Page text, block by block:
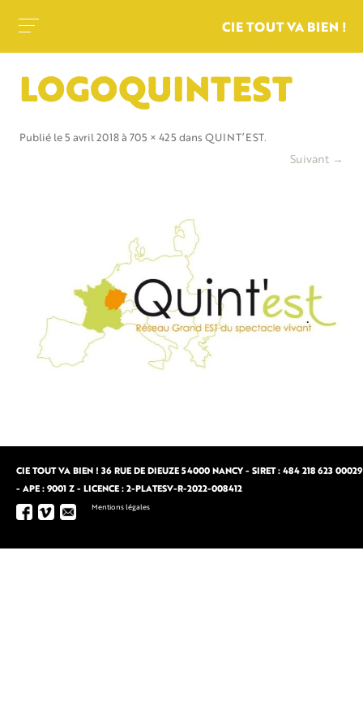
LOGOQUINTEST
Publié le 5 avril 2018 à 705 × 425 dans QUINT’EST.
Suivant →
CIE TOUT VA BIEN ! 36 RUE DE DIEUZE 54000 NANCY - SIRET : 484 218 623 00029
- APE : 9001 Z - LICENCE : 2-PLATESV-R-2022-008412
Mentions légales
CIE TOUT VA BIEN !